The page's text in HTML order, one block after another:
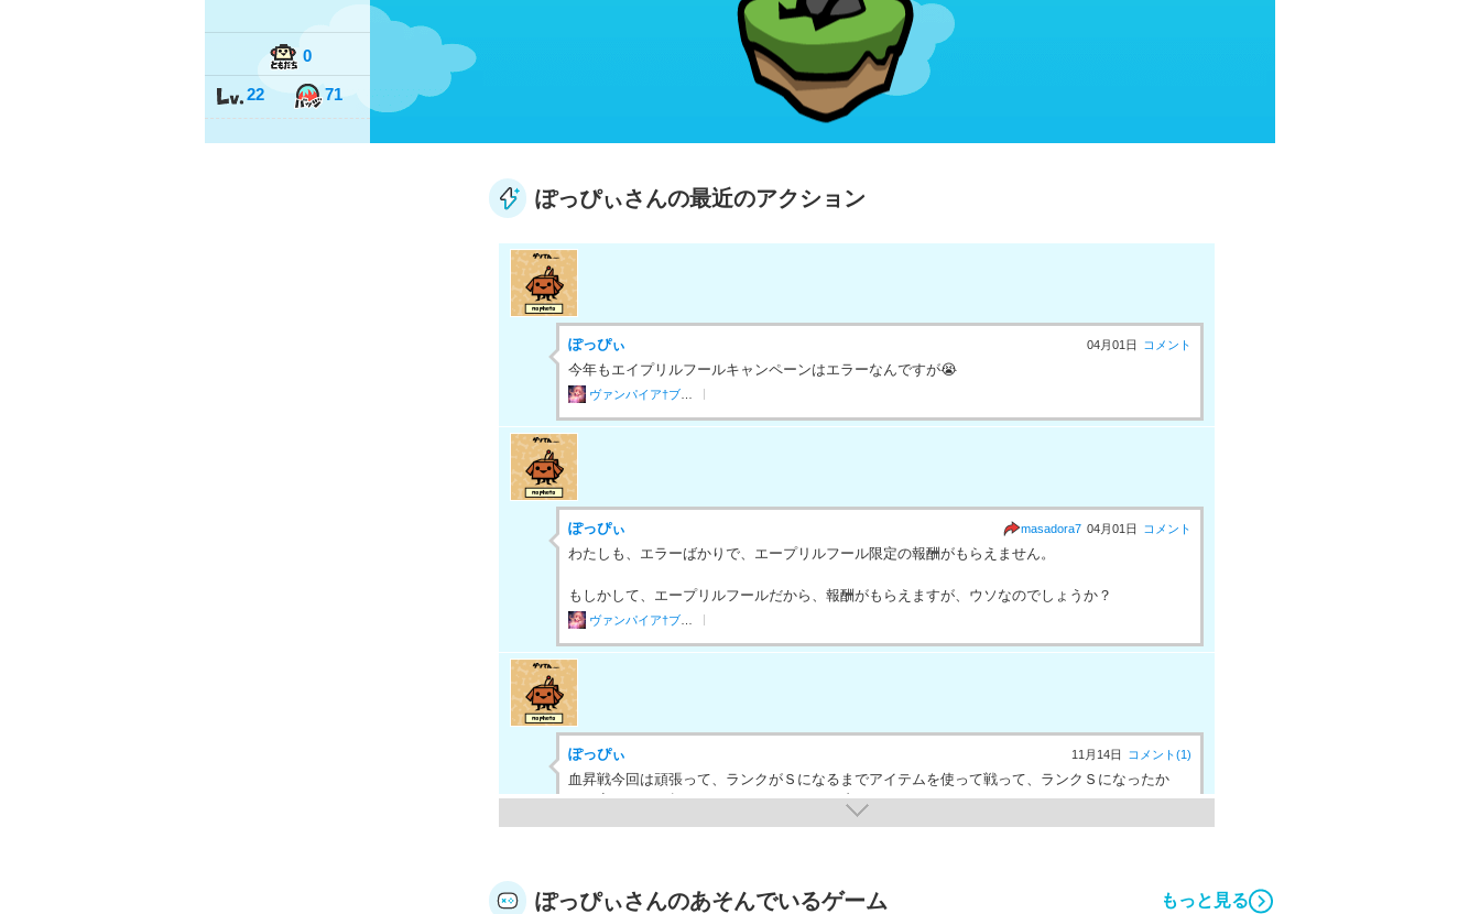
0
22 71
ぽっぴぃさんの最近のアクション
ぽっぴぃ 04月01日 コメント
今年もエイプリルフールキャンペーンはエラーなんですが😭
ヴァンパイア†ブラッド
ぽっぴぃ masadora7 04月01日 コメント
わたしも、エラーばかりで、エープリルフール限定の報酬がもらえません。
もしかして、エープリルフールだから、報酬がもらえますが、ウソなのでしょうか？
ヴァンパイア†ブラッド
ぽっぴぃ 11月14日 コメント(1)
血昇戦今回は頑張って、ランクがＳになるまでアイテムを使って戦って、ランクＳになったか
ら、寝たのに、起きたら、ランクＡ＋＋に戻ってました。
ぽっぴぃさんのあそんでいるゲーム もっと見る